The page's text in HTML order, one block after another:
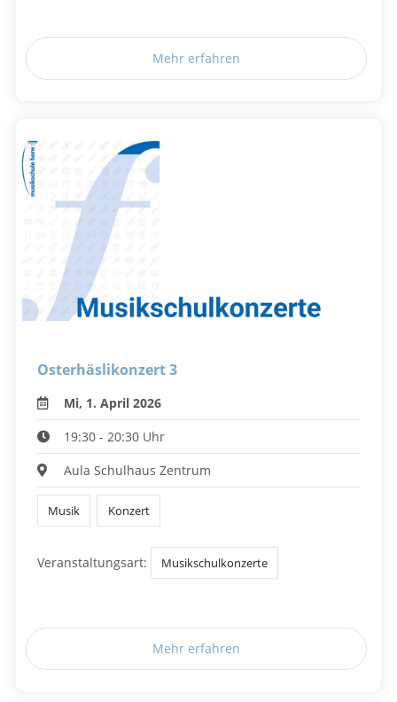
Mehr erfahren
Osterhäslikonzert 3
Mi, 1. April 2026
19:30 - 20:30 Uhr
Aula Schulhaus Zentrum
Musik Konzert
Veranstaltungsart: Musikschulkonzerte
Mehr erfahren